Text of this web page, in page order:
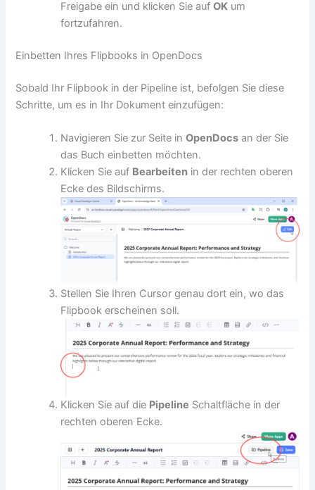
Freigabe ein und klicken Sie aufOK um
fortzufahren.
Einbetten Ihres Flipbooks in OpenDocs
Sobald Ihr Flipbook in der Pipeline ist, befolgen Sie diese
Schritte, um es in Ihr Dokument einzufügen:
Navigieren Sie zur Seite inOpenDocs an der Sie
das Buch einbetten möchten.
Klicken Sie auf Bearbeiten in der rechten oberen
Ecke des Bildschirms.
Stellen Sie Ihren Cursor genau dort ein, wo das
Flipbook erscheinen soll.
Klicken Sie auf die Pipeline Schaltfläche in der
rechten oberen Ecke.